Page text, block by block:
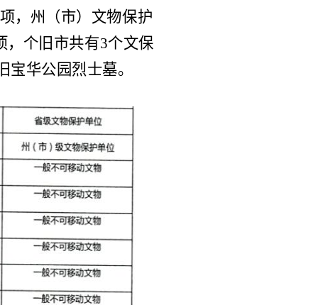
， 州（市）文物保护
，个旧市共有3个文保
华公园烈士墓。